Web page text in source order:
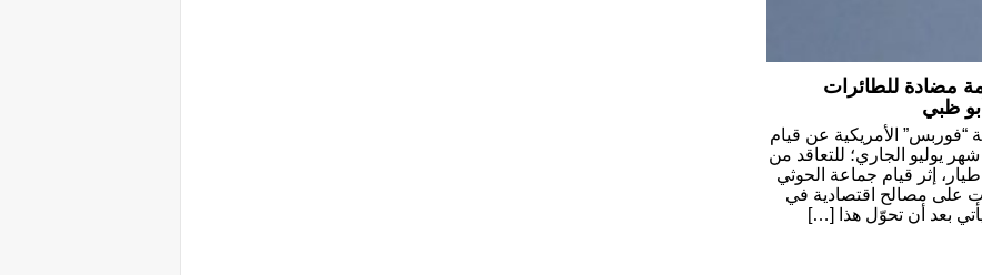
مضادة للطائرات
ظبي
“فوربس” الأمريكية عن قيام
شهر يوليو الجاري؛ للتعاقد من
إثر قيام جماعة الحوثي
على مصالح اقتصادية في
بعد أن تحوّل هذا […]